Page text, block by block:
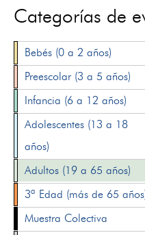
Categorías de
Bebés (0 a 2 años)
Preescolar (3 a 5 años)
Infancia (6 a 12 años)
Adolescentes (13 a 18
años)
Adultos (19 a 65 años)
3ª Edad (más de 65
Muestra Colectiva